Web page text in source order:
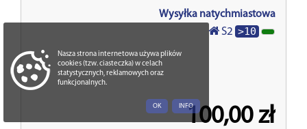
Wysyłka natychmiastowa
S2 >10
100,00 zł
Nasza strona internetowa używa plików
cookies (tzw. ciasteczka) w celach
statystycznych, reklamowych oraz
funkcjonalnych.
INFO
OK